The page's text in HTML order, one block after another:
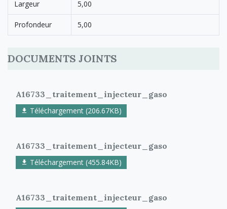
Largeur 5,00
Profondeur 5,00
DOCUMENTS JOINTS
A16733_traitement_injecteur_gaso
Téléchargement (206.67KB)
A16733_traitement_injecteur_gaso
Téléchargement (455.84KB)
A16733_traitement_injecteur_gaso